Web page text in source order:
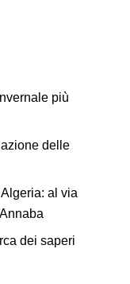
più
delle
al via
dei saperi